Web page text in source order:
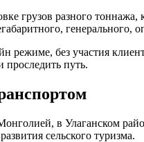
грузов разного
генерального,
режиме, без участия
путь.
в Улаганском
сельского туризма.